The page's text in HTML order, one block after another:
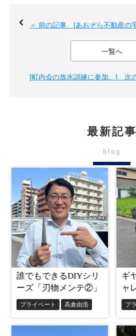
＜ 前の記事 [あおぞら不動産の
一覧へ
[町内会の放水訓練に参加。] 次
最新記事
blog